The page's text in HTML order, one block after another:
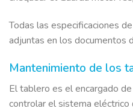
Todas las especificaciones
adjuntas en los documentos
Mantenimiento de los
El tablero es el encargado
controlar el sistema